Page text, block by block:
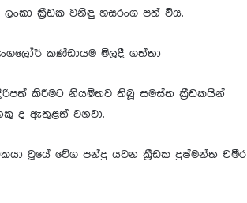
ක්‍රීඩක වනිඳු හසරංග පත් විය.
කණ්ඩායම මිලදී ගත්තා
කිරීමට නියමිතව තිබූ සමස්ත ක්‍රීඩකයින්
ද ඇතුළත් වනවා.
වූයේ වේග පන්දු යවන ක්‍රීඩක දුෂ්මන්ත චමීර